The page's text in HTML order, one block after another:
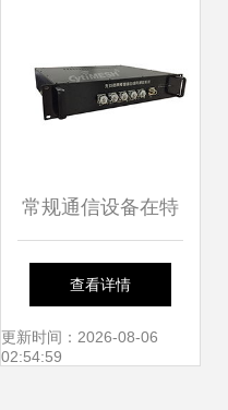
常规通信设备在特
种装备领域的应用
与发展
查看详情
更新时间：2026-08-06
02:54:59